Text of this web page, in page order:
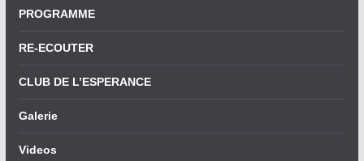
PROGRAMME
RE-ECOUTER
CLUB DE L’ESPERANCE
Galerie
Videos